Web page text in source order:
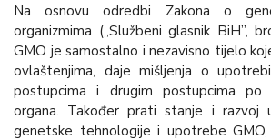
Na osnovu odredbi Zakona o
organizmima („Službeni glasnik BiH”,
GMO je samostalno i nezavisno tijelo
ovlaštenjima, daje mišljenja o
postupcima i drugim postupcima po
organa. Također prati stanje i razvoj
genetske tehnologije i upotrebe GMO,